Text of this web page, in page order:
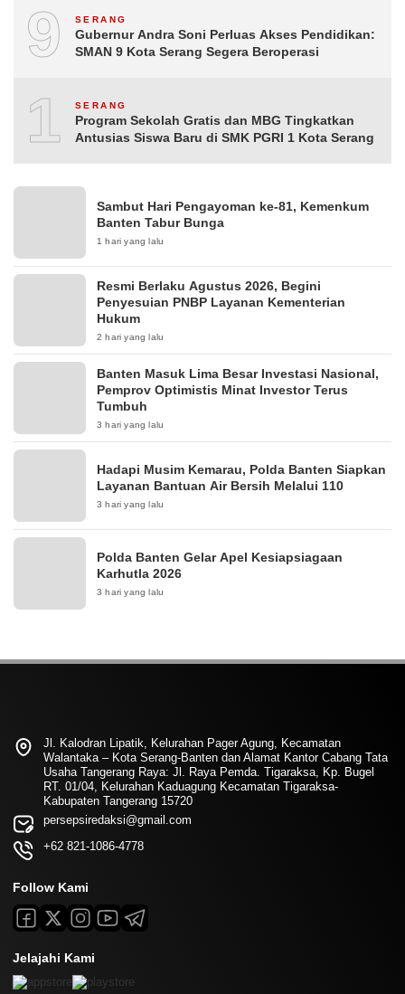
9 SERANG
Gubernur Andra Soni Perluas Akses Pendidikan:
SMAN 9 Kota Serang Segera Beroperasi
10SERANG
Program Sekolah Gratis dan MBG Tingkatkan
Antusias Siswa Baru di SMK PGRI 1 Kota Serang
Sambut Hari Pengayoman ke-81, Kemenkum
Banten Tabur Bunga
1 hari yang lalu
Resmi Berlaku Agustus 2026, Begini
Penyesuian PNBP Layanan Kementerian
Hukum
2 hari yang lalu
Banten Masuk Lima Besar Investasi Nasional,
Pemprov Optimistis Minat Investor Terus
Tumbuh
3 hari yang lalu
Hadapi Musim Kemarau, Polda Banten Siapkan
Layanan Bantuan Air Bersih Melalui 110
3 hari yang lalu
Polda Banten Gelar Apel Kesiapsiagaan
Karhutla 2026
3 hari yang lalu
Jl. Kalodran Lipatik, Kelurahan Pager Agung, Kecamatan
Walantaka – Kota Serang-Banten dan Alamat Kantor Cabang Tata
Usaha Tangerang Raya: Jl. Raya Pemda. Tigaraksa, Kp. Bugel
RT. 01/04, Kelurahan Kaduagung Kecamatan Tigaraksa-
Kabupaten Tangerang 15720
persepsiredaksi@gmail.com
+62 821-1086-4778
Follow Kami
Jelajahi Kami